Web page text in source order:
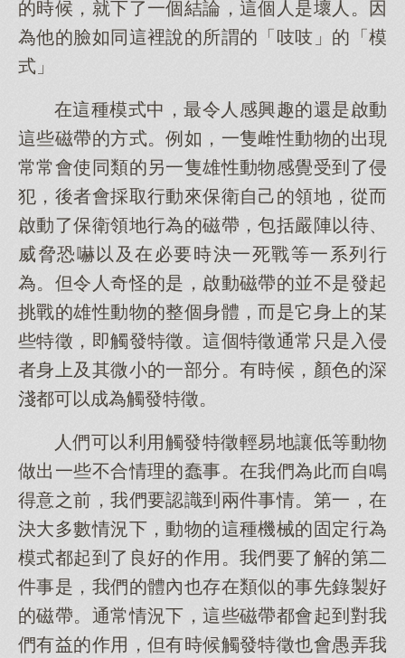
的時候，就下了一個結論，這個人是壞人。因
為他的臉如同這裡說的所謂的「吱吱」的「模
式」
在這種模式中，最令人感興趣的還是啟動
這些磁帶的方式。例如，一隻雌性動物的出現
常常會使同類的另一隻雄性動物感覺受到了侵
犯，後者會採取行動來保衛自己的領地，從而
啟動了保衛領地行為的磁帶，包括嚴陣以待、
威脅恐嚇以及在必要時決一死戰等一系列行
為。但令人奇怪的是，啟動磁帶的並不是發起
挑戰的雄性動物的整個身體，而是它身上的某
些特徵，即觸發特徵。這個特徵通常只是入侵
者身上及其微小的一部分。有時候，顏色的深
淺都可以成為觸發特徵。
人們可以利用觸發特徵輕易地讓低等動物
做出一些不合情理的蠢事。在我們為此而自鳴
得意之前，我們要認識到兩件事情。第一，在
決大多數情況下，動物的這種機械的固定行為
模式都起到了良好的作用。我們要了解的第二
件事是，我們的體內也存在類似的事先錄製好
的磁帶。通常情況下，這些磁帶都會起到對我
們有益的作用，但有時候觸發特徵也會愚弄我